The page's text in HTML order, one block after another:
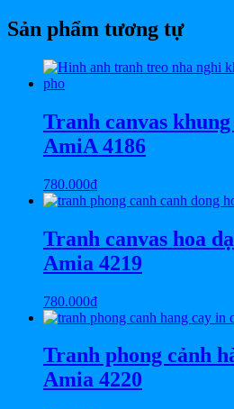
Sản phẩm tương tự
Tranh canvas
AmiA 4186
780.000₫
Tranh canvas hoa
Amia 4219
780.000₫
Tranh phong cảnh
Amia 4220